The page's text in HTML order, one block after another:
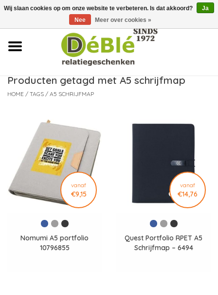
Over ons
Contact
Nieuws
Leveringsvoorwaarden
Producten getagd met A5 schrijfmap
HOME / TAGS / A5 SCHRIJFMAP
vanaf
€9,15
Nomumi A5 portfolio
10796855
vanaf
€14,76
Quest Portfolio RPET A5
Schrijfmap – 6494
Wij slaan cookies op om onze website te verbeteren. Is dat akkoord?
Ja
Nee
Meer over cookies »